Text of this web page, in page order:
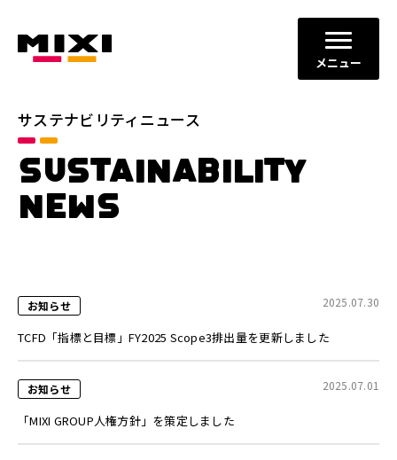
メニュー
サステナビリティニュース
SUSTAINABILITY
NEWS
お知らせ 2025.07.30
TCFD「指標と目標」FY2025 Scope3排出量を更新しました
お知らせ 2025.07.01
「MIXI GROUP人権方針」を策定しました
カテゴリ
すべて
プレスリリース